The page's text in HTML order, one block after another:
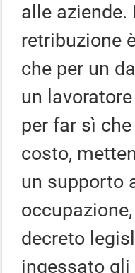
alle
retribuzione
che per un
un
per far sì
costo,
un supporto
decreto
ingessato